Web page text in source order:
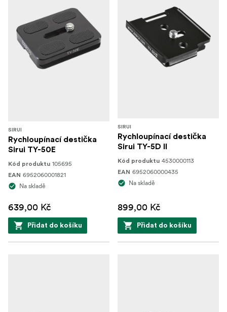
SIRUI
Rychloupínací destička
Sirui TY-50E
Kód produktu 105695
EAN 6952060001821
Na skladě
639,00 Kč
Přidat do košíku
SIRUI
Rychloupínací destička
Sirui TY-5D II
Kód produktu 4530000113
EAN 6952060000435
Na skladě
899,00 Kč
Přidat do košíku